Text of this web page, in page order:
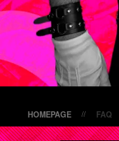
HOMEPAGE // FAQ